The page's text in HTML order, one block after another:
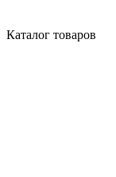
Каталог товаров